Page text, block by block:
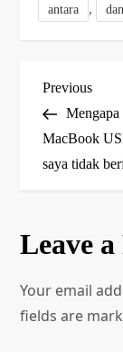
antara , dan
P
o
s
n
a
Previous
Post
Previous
Mengapa
MacBook
saya tidak
Leave
Your email
fields are